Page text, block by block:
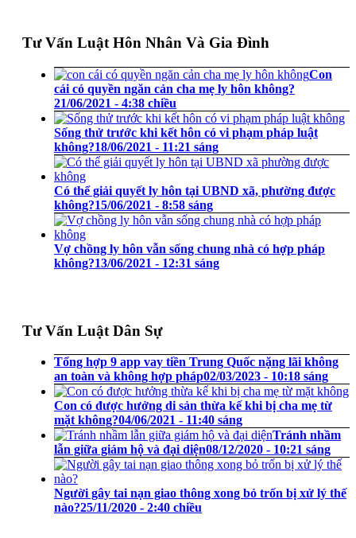
Tư Vấn Luật Hôn Nhân Và Gia Đình
Con
cái có quyền ngăn cản cha mẹ ly hôn không?
21/06/2021 - 4:38 chiều
Sống thử trước khi kết hôn có vi phạm pháp luật
không?18/06/2021 - 11:21 sáng
Có thể giải quyết ly hôn tại UBND xã, phường được
không?15/06/2021 - 8:58 sáng
Vợ chồng ly hôn vẫn sống chung nhà có hợp pháp
không?13/06/2021 - 12:31 sáng
Tư Vấn Luật Dân Sự
Tổng hợp 9 app vay tiền Trung Quốc nặng lãi không
an toàn và không hợp pháp02/03/2023 - 10:18 sáng
Con có được hưởng di sản thừa kế khi bị cha mẹ từ
mặt không?04/06/2021 - 11:40 sáng
Tránh nhầm
lẫn giữa giám hộ và đại diện08/12/2020 - 10:21 sáng
Người gây tai nạn giao thông xong bỏ trốn bị xử lý thế
nào?25/11/2020 - 2:40 chiều